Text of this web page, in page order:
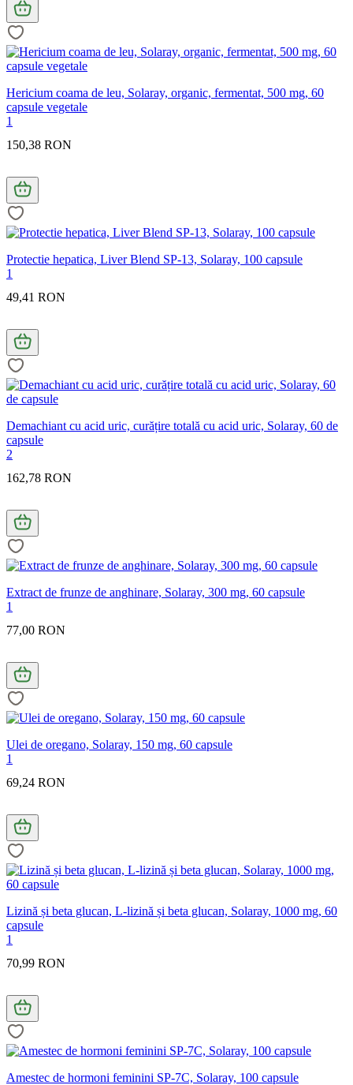
Hericium coama de leu, Solaray, organic, fermentat, 500 mg, 60
capsule vegetale
1
150,38 RON
Protectie hepatica, Liver Blend SP-13, Solaray, 100 capsule
1
49,41 RON
Demachiant cu acid uric, curățire totală cu acid uric, Solaray, 60 de
capsule
2
162,78 RON
Extract de frunze de anghinare, Solaray, 300 mg, 60 capsule
1
77,00 RON
Ulei de oregano, Solaray, 150 mg, 60 capsule
1
69,24 RON
Lizină și beta glucan, L-lizină și beta glucan, Solaray, 1000 mg, 60
capsule
1
70,99 RON
Amestec de hormoni feminini SP-7C, Solaray, 100 capsule